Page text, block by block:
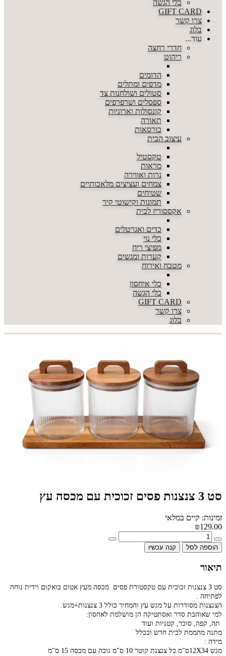
כלי הגשה
GIFT CARD
צרו קשר
בלוג
עוד...
חדרי רחצה
ריהוט
הדומים
מדפים ומתלים
סטולים ושולחנות צד
ספסלים ושרפרפים
קונסולות וארוניות
תאורה
כורסאות
עיצוב הבית
טקסטיל
מראות
נרות ואווירה
צמחים ועציצים מלאכותיים
שטיחים
תמונות וקישוטי קיר
אקססוריז לבית
כדים ואגרטלים
כלי נוי
מפיצי ריח
קערות ומגשים
מטבח ואירוח
כלי איחסון
כלי הגשה
GIFT CARD
צרו קשר
בלוג
סט 3 צנצנות פסים זכוכית עם מכסה עץ
זמינות: קיים במלאי
₪129.00
הוספה לסל קנה עכשיו
תיאור
סט 3 צנצנות זכוכית עם טקסטורת פסים מכסה מעץ אטום בואקום וידית נוחה
לפתיחה .
הצנצנות מסודרות על מגש עץ והמחיר כולל 3 צנצנות+מגש.
למי שאוהבת סדר ואסתטיקה הן מושלמת לאחסון:
תה, קפה, סוכר, קטניות ועוד
מתנה מהממת לבית חדש ובכלל
מידה :
מגש 12X34ס"מ כל צנצנת קוטר 10 ס"מ גובה עם מכסה 15 ס"מ